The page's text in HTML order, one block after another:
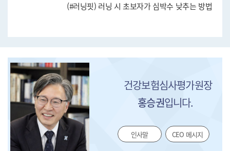
(#러닝핏) 러닝 시 초보자가 심박수 낮추는 방법
건강보험심사평가원장
홍승권입니다.
인사말 CEO 메시지